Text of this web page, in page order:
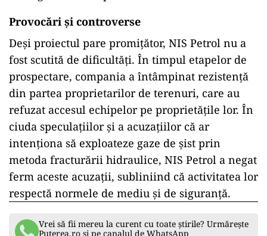
Provocări și controverse
Deși proiectul pare promițător, NIS Petrol nu a
fost scutită de dificultăți. În timpul etapelor de
prospectare, compania a întâmpinat rezistență
din partea proprietarilor de terenuri, care au
refuzat accesul echipelor pe proprietățile lor. În
ciuda speculațiilor și a acuzațiilor că ar
intenționa să exploateze gaze de șist prin
metoda fracturării hidraulice, NIS Petrol a negat
ferm aceste acuzații, subliniind că activitatea lor
respectă normele de mediu și de siguranță.
Vrei să fii mereu la curent cu toate știrile? Urmărește
Puterea.ro și pe canalul de WhatsApp